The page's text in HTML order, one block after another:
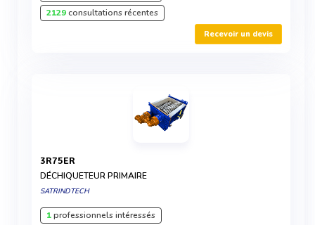
2129consultations récentes
Recevoir un devis
3R75ER
DÉCHIQUETEUR PRIMAIRE
SATRINDTECH
1professionnels intéressés